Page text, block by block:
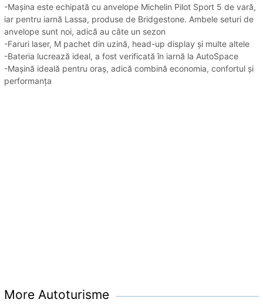
-Mașina este echipată cu anvelope Michelin Pilot Sport 5 de vară,
iar pentru iarnă Lassa, produse de Bridgestone. Ambele seturi de
anvelope sunt noi, adică au câte un sezon
-Faruri laser, M pachet din uzină, head-up display și multe altele
-Bateria lucrează ideal, a fost verificată în iarnă la AutoSpace
-Mașină ideală pentru oraș, adică combină economia, confortul și
performanța
More Autoturisme